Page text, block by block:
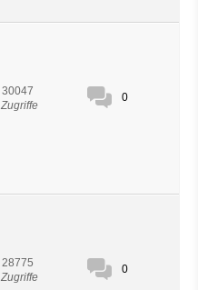
30047
Zugriffe
0
28775
Zugriffe
0